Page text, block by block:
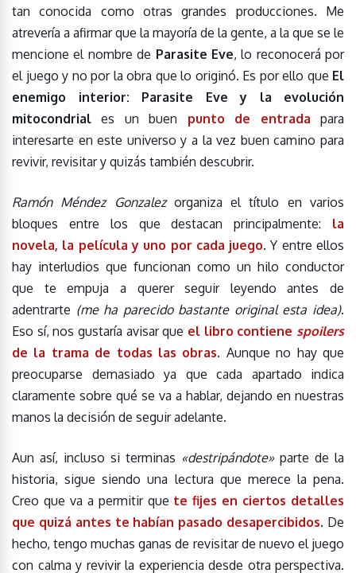
tan conocida como otras grandes producciones. Me
atrevería a afirmar que la mayoría de la gente, a la que se le
mencione el nombre de Parasite Eve, lo reconocerá por
el juego y no por la obra que lo originó. Es por ello que El
enemigo interior: Parasite Eve y la evolución
mitocondriales un buen punto de entrada
para
interesarte en este universo y a la vez buen camino para
revivir, revisitar y quizás también descubrir.
Ramón Méndez Gonzalezorganiza el título en varios
bloques entre los que destacan principalmente: la
novela, la película y uno por cada juego. Y entre ellos
hay interludios que funcionan como un hilo conductor
que te empuja a querer seguir leyendo antes de
adentrarte (me ha parecido bastante original esta idea).
Eso sí, nos gustaría avisar que el libro contiene spoilers
de la trama de todas las obras. Aunque no hay que
preocuparse demasiado ya que cada apartado indica
claramente sobre qué se va a hablar, dejando en nuestras
manos la decisión de seguir adelante.
Aun así, incluso si terminas «destripándote» parte de la
historia, sigue siendo una lectura que merece la pena.
Creo que va a permitir que te fijes en ciertos detalles
que quizá antes te habían pasado desapercibidos. De
hecho, tengo muchas ganas de revisitar de nuevo el juego
con calma y revivir la experiencia desde otra perspectiva.